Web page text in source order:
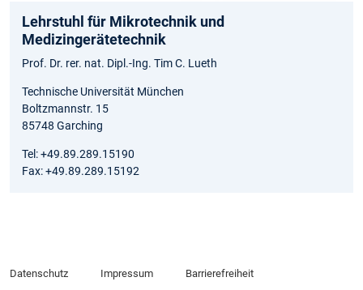
Lehrstuhl für Mikrotechnik und
Medizingerätetechnik
Prof. Dr. rer. nat. Dipl.-Ing. Tim C. Lueth
Technische Universität München
Boltzmannstr. 15
85748 Garching
Tel: +49.89.289.15190
Fax: +49.89.289.15192
Datenschutz Impressum Barrierefreiheit